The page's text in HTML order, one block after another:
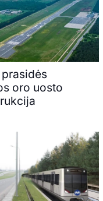
oro uosto